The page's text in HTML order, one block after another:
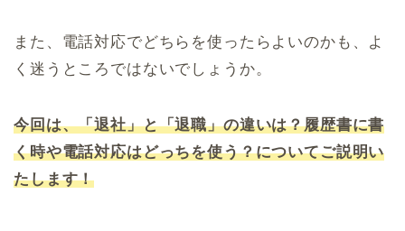
また、電話対応でどちらを使ったらよいのかも、よ
く迷うところではないでしょうか。
今回は、「退社」と「退職」の違いは？履歴書に書
く時や電話対応はどっちを使う？についてご説明い
たします！